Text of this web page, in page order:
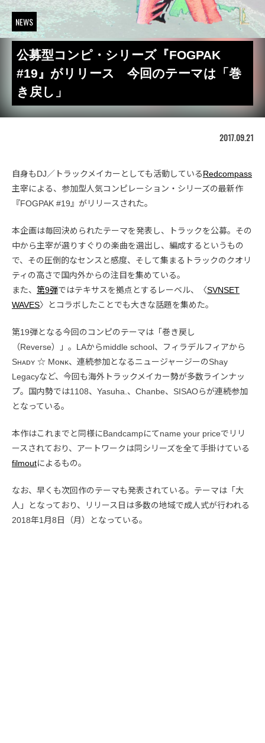
NEWS
公募型コンピ・シリーズ『FOGPAK
#19』がリリース 今回のテーマは「巻
き戻し」
2017.09.21
自身もDJ／トラックメイカーとしても活動しているRedcompass
主宰による、参加型人気コンピレーション・シリーズの最新作
『FOGPAK #19』がリリースされた。
本企画は毎回決められたテーマを発表し、トラックを公募。その
中から主宰が選りすぐりの楽曲を選出し、編成するというもの
で、その圧倒的なセンスと感度、そして集まるトラックのクオリ
ティの高さで国内外からの注目を集めている。
また、 第9弾ではテキサスを拠点とするレーベル、〈SVNSET
WAVES〉とコラボしたことでも大きな話題を集めた。
第19弾となる今回のコンピのテーマは「巻き戻し
（Reverse）」。LAからmiddle school、フィラデルフィアから
Sʜᴀᴅʏ ☆ Mᴏɴᴋ、連続参加となるニュージャージーのShay
Legacyなど、今回も海外トラックメイカー勢が多数ラインナッ
プ。国内勢では1108、Yasuha.、Chanbe、SISAOらが連続参加
となっている。
本作はこれまでと同様にBandcampにてname your priceでリリ
ースされており、アートワークは同シリーズを全て手掛けている
filmoutによるもの。
なお、早くも次回作のテーマも発表されている。テーマは「大
人」となっており、リリース日は多数の地域で成人式が行われる
2018年1月8日（月）となっている。